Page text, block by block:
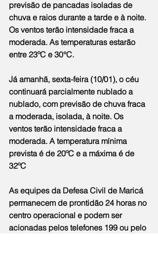
previsão de pancadas isoladas de
chuva e raios durante a tarde e à noite.
Os ventos terão intensidade fraca a
moderada. As temperaturas estarão
entre 23ºC e 30°C.
Já amanhã, sexta-feira (10/01), o céu
continuará parcialmente nublado a
nublado, com previsão de chuva fraca
a moderada, isolada, à noite. Os
ventos terão intensidade fraca a
moderada. A temperatura mínima
prevista é de 20ºC e a máxima é de
32ºC
As equipes da Defesa Civil de Maricá
permanecem de prontidão 24 horas no
centro operacional e podem ser
acionadas pelos telefones 199 ou pelo